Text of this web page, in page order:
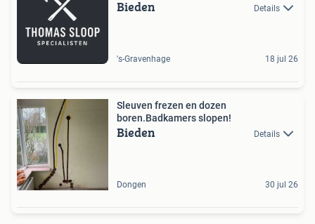
Bieden Details
's-Gravenhage 18 jul 26
Sleuven frezen en dozen
boren.Badkamers slopen!
Bieden Details
Dongen 30 jul 26